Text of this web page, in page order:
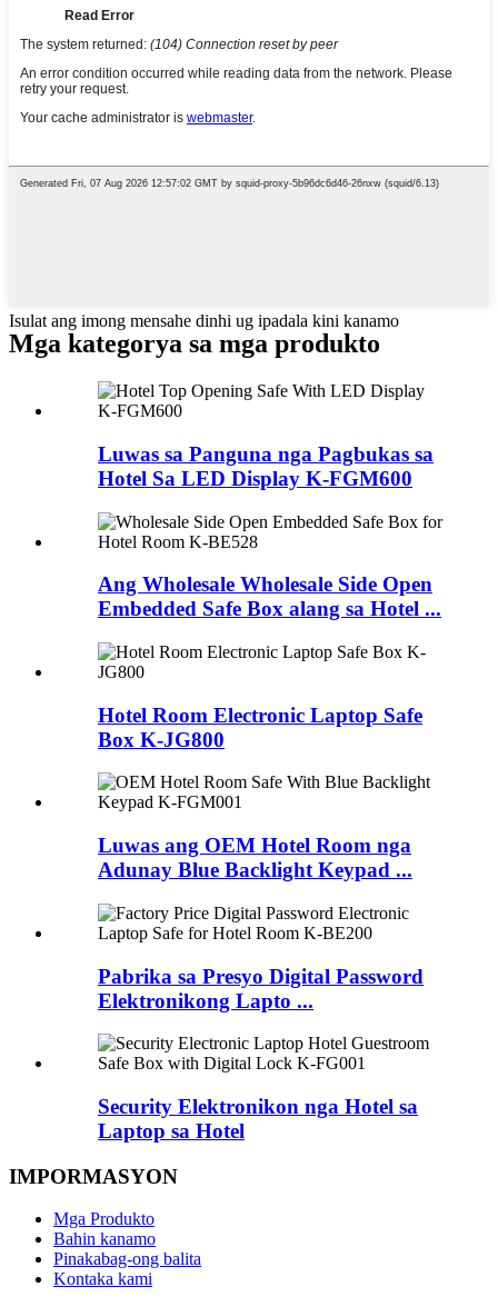
Isulat ang imong mensahe dinhi ug ipadala kini kanamo
Mga kategorya sa mga produkto
Luwas sa Panguna nga Pagbukas sa
Hotel Sa LED Display K-FGM600
Ang Wholesale Wholesale Side Open
Embedded Safe Box alang sa Hotel ...
Hotel Room Electronic Laptop Safe
Box K-JG800
Luwas ang OEM Hotel Room nga
Adunay Blue Backlight Keypad ...
Pabrika sa Presyo Digital Password
Elektronikong Lapto ...
Security Elektronikon nga Hotel sa
Laptop sa Hotel
IMPORMASYON
Mga Produkto
Bahin kanamo
Pinakabag-ong balita
Kontaka kami